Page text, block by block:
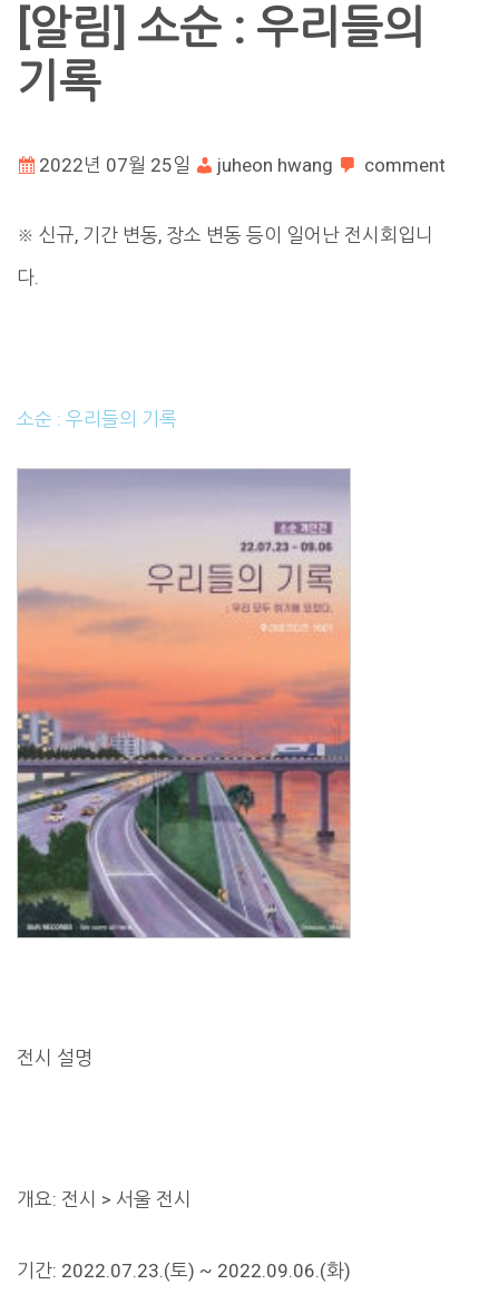
[알림] 소순 : 우리들의
기록
2022년 07월 25일 juheon hwang comment
※ 신규, 기간 변동, 장소 변동 등이 일어난 전시회입니
다.
소순 : 우리들의 기록
전시 설명
개요: 전시 > 서울 전시
기간: 2022.07.23.(토) ~ 2022.09.06.(화)